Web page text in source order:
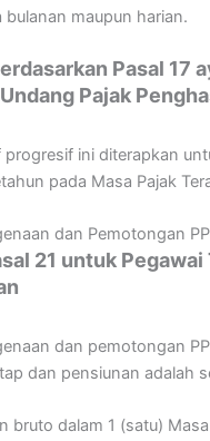
bulanan maupun harian.
Pasal 17
Pajak
progresif ini diterapkan
pada Masa Pajak
dan Pemotongan
21 untuk
dan pemotongan
dan pensiunan adalah
bruto dalam 1 (satu)